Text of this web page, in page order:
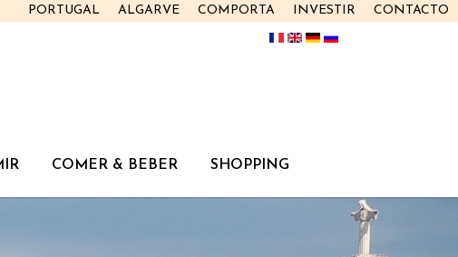
CONTACTO
INVESTIR
COMPORTA
ALGARVE
PORTUGAL
COMER & BEBER SHOPPING